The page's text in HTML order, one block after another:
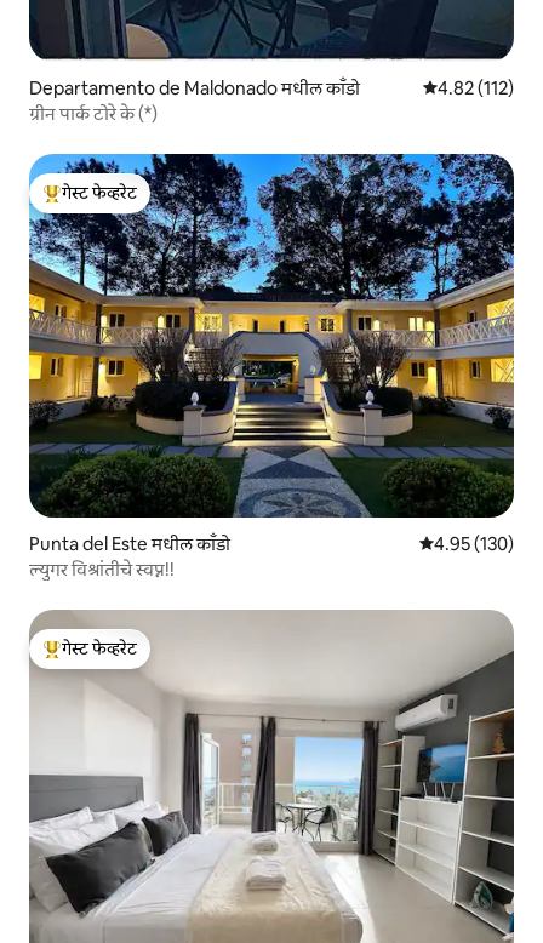
Departamento de Maldonado मधील काँडो 5 पैकी 4.82
4.82 (112)
ग्रीन पार्क टोरे के (*)
टॉप गेस्ट फेव्हरेट
गेस्ट फेव्हरेट
Punta del Este मधील काँडो 5 पैकी 4.95
4.95 (130)
ल्युगर विश्रांतीचे स्वप्न!!
टॉप गेस्ट फेव्हरेट
गेस्ट फेव्हरेट